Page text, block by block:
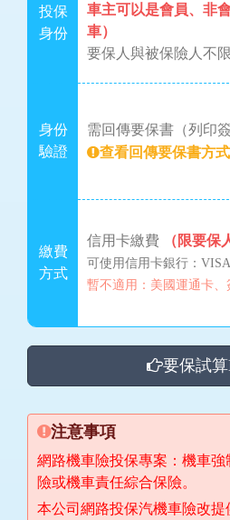
投保
身份
車主可以是會員、非
車）
要保人與被保險人不
身份
驗證
需回傳要保書（列印簽
查看回傳要保書方式
繳費
方式
信用卡繳費 （限要保
可使用信用卡銀行：
暫不適用：美國運通卡
要保試
注意事項
網路機車險投保專案：機車
險或機車責任綜合保險。
本公司網路投保汽機車險改